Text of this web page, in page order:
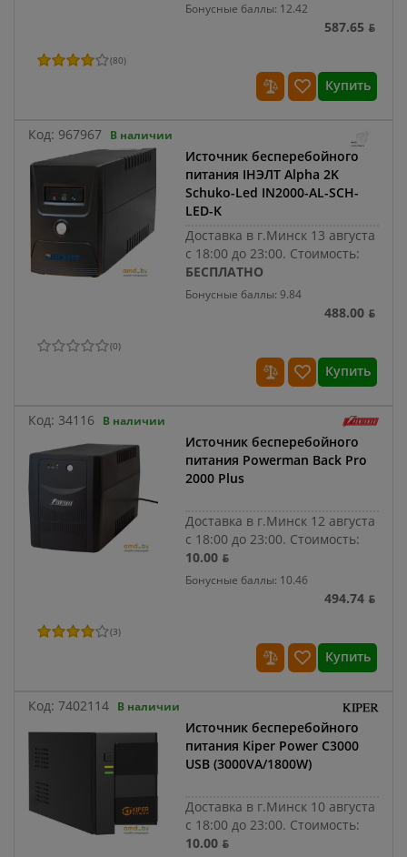
Бонусные баллы: 12.42
587.65 ƃ
(80)
Купить
Код: 967967 В наличии
Источник бесперебойного
питания IНЭЛТ Alpha 2K
Schuko-Led IN2000-AL-SCH-
LED-K
Доставка в г.Минск 13 августа
с 18:00 до 23:00. Стоимость:
БЕСПЛАТНО
Бонусные баллы: 9.84
488.00 ƃ
(0)
Купить
Код: 34116 В наличии
Источник бесперебойного
питания Powerman Back Pro
2000 Plus
Доставка в г.Минск 12 августа
с 18:00 до 23:00. Стоимость:
10.00 ƃ
Бонусные баллы: 10.46
494.74 ƃ
(3)
Купить
Код: 7402114 В наличии
Источник бесперебойного
питания Kiper Power C3000
USB (3000VA/1800W)
Доставка в г.Минск 10 августа
с 18:00 до 23:00. Стоимость:
10.00 ƃ